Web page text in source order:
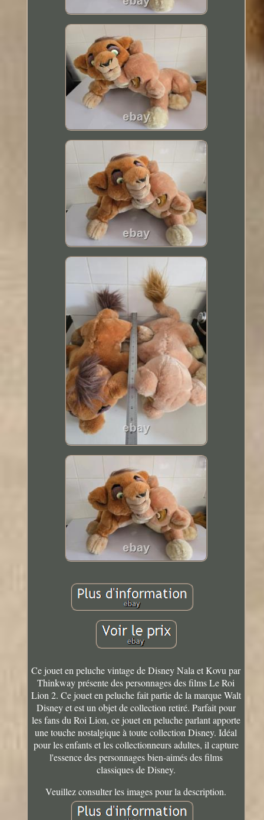
Ce jouet en peluche vintage de Disney Nala et Kovu par
Thinkway présente des personnages des films Le Roi
Lion 2. Ce jouet en peluche fait partie de la marque Walt
Disney et est un objet de collection retiré. Parfait pour
les fans du Roi Lion, ce jouet en peluche parlant apporte
une touche nostalgique à toute collection Disney. Idéal
pour les enfants et les collectionneurs adultes, il capture
l'essence des personnages bien-aimés des films
classiques de Disney.
Veuillez consulter les images pour la description.